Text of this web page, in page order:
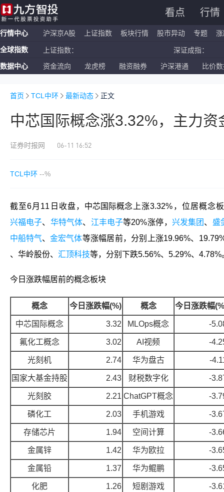
看点 行情
行情中心 沪深京A股 上证指数 板块行情 股市异动 专题
全球指数 上证指数： 深证成指
恒生指数： 国企指
上证指数：
数据中心 资金流向 龙虎榜 融资融券 沪深港通 比价
首页 TCL中环 最新动态 正文
中芯国际概念涨3.32%，主力资
证券时报网 06-11 16:52
TCL中环 --%
截至6月11日收盘， 中芯国际概念 上涨3.32%，位居概念
兴福电子、 华特气体、 江丰电子等20%涨停，兴发集团 、 盛
中船特气、金宏气体等涨幅居前，分别上涨19.96%、
、 华岭股份、 汇顶科技等，分别下跌5.56%、5.29%、4.78%
今日涨跌幅居前的概念板块
概念 今日涨跌幅(%) 概念 今日涨跌幅
中芯国际概念 3.32 MLOps概念 -
氟化工概念 3.02 AI视频 -
光刻机 2.74 华为盘古 -
国家大基金持股 2.43 财税数字化 -
光刻胶 2.21 ChatGPT概念 -
磷化工 2.03 手机游戏 -
存储芯片 1.94 空间计算 -
金属锌 1.42 华为欧拉 -
金属铅 1.37 华为鲲鹏 -
化肥 1.26 短剧游戏 -